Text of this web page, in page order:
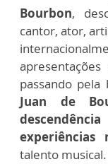
Bourbon,
cantor, ator,
passando
Juan de
experiências
talento musical.